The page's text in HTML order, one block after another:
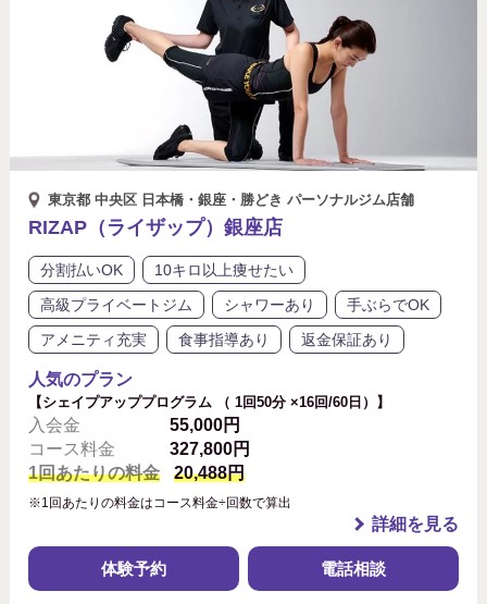
ペアプランあり モデル体型を目指したい
体験トレーニング無料
分割払いOK
女性トレーナー在籍 女性専用
結婚式までに痩せたい 返金保証あり
食事指導あり 駅徒歩5分以内
高級プライベートジム
東京都 中央区 日本橋・銀座・勝どき パーソナルジム店舗
RIZAP（ライザップ）銀座店
分割払いOK
10キロ以上痩せたい
高級プライベートジム
シャワーあり
手ぶらでOK
アメニティ充実
食事指導あり 返金保証あり
人気のプラン
【シェイプアッププログラム （ 1回50分 ×16回/60日）】
入会金
55,000円
コース料金
327,800円
1回あたりの料金
20,488円
※1回あたりの料金はコース料金÷回数で算出
詳細を見る
体験予約 電話相談